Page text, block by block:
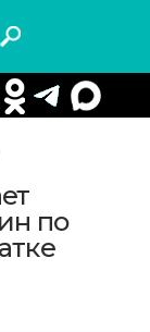
по